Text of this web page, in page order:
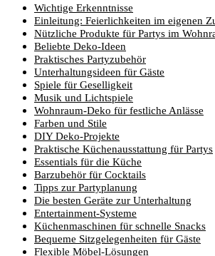
Wichtige Erkenntnisse
Einleitung: Feierlichkeiten im eigenen
Nützliche Produkte für Partys im
Beliebte Deko-Ideen
Praktisches Partyzubehör
Unterhaltungsideen für Gäste
Spiele für Geselligkeit
Musik und Lichtspiele
Wohnraum-Deko für festliche Anlässe
Farben und Stile
DIY Deko-Projekte
Praktische Küchenausstattung für Partys
Essentials für die Küche
Barzubehör für Cocktails
Tipps zur Partyplanung
Die besten Geräte zur Unterhaltung
Entertainment-Systeme
Küchenmaschinen für schnelle Snacks
Bequeme Sitzgelegenheiten für Gäste
Flexible Möbel-Lösungen